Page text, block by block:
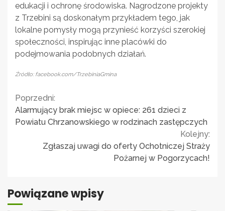
edukacji i ochronę środowiska. Nagrodzone projekty
z Trzebini są doskonałym przykładem tego, jak
lokalne pomysły mogą przynieść korzyści szerokiej
społeczności, inspirując inne placówki do
podejmowania podobnych działań.
Źródło: facebook.com/TrzebiniaGmina
Continue
Reading
Poprzedni:
Alarmujący brak miejsc w opiece: 261 dzieci z
Powiatu Chrzanowskiego w rodzinach zastępczych
Kolejny:
Zgłaszaj uwagi do oferty Ochotniczej Straży
Pożarnej w Pogorzycach!
Powiązane wpisy